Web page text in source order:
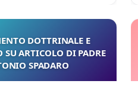
DOTTRINALE E
SU ARTICOLO DI PADRE
SPADARO